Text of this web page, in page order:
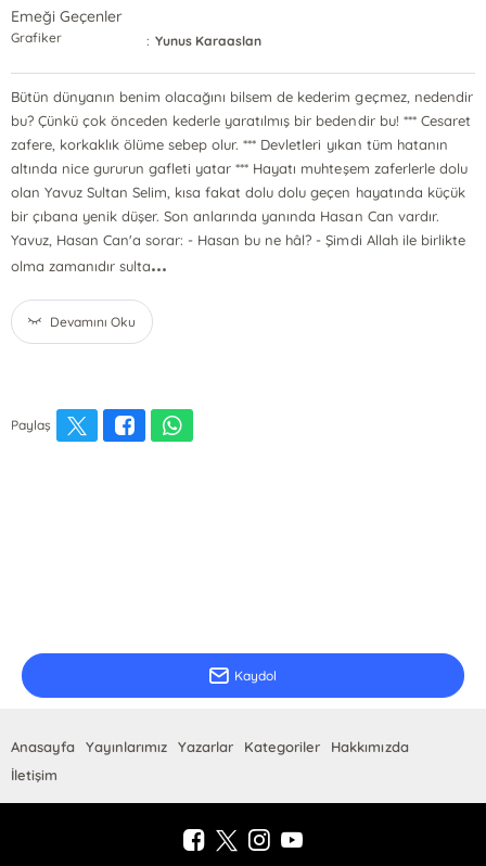
Emeği Geçenler
Grafiker : Yunus Karaaslan
Bütün dünyanın benim olacağını bilsem de kederim geçmez, nedendir
bu? Çünkü çok önceden kederle yaratılmış bir bedendir bu! *** Cesaret
zafere, korkaklık ölüme sebep olur. *** Devletleri yıkan tüm hatanın
altında nice gururun gafleti yatar *** Hayatı muhteşem zaferlerle dolu
olan Yavuz Sultan Selim, kısa fakat dolu dolu geçen hayatında küçük
bir çıbana yenik düşer. Son anlarında yanında Hasan Can vardır.
Yavuz, Hasan Can'a sorar: - Hasan bu ne hâl? - Şimdi Allah ile birlikte
olma zamanıdır sulta...
Devamını Oku
Paylaş
Kaydol
Anasayfa Yayınlarımız Yazarlar Kategoriler
Hakkımızda
İletişim